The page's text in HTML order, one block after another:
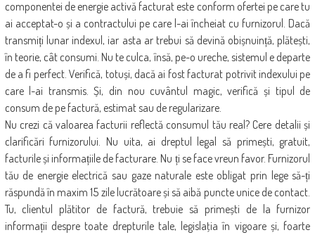
componentei de energie activă facturat este conform ofertei pe care tu
ai acceptat-o și a contractului pe care l-ai încheiat cu furnizorul. Dacă
transmiți lunar indexul, iar asta ar trebui să devină obișnuință, plătești,
în teorie, cât consumi. Nu te culca, însă, pe-o ureche, sistemul e departe
de a fi perfect. Verifică, totuși, dacă ai fost facturat potrivit indexului pe
care l-ai transmis. Și, din nou cuvântul magic, verifică și tipul de
consum de pe factură, estimat sau de regularizare.
Nu crezi că valoarea facturii reflectă consumul tău real? Cere detalii și
clarificări furnizorului. Nu uita, ai dreptul legal să primești, gratuit,
facturile și informațiile de facturare. Nu ți se face vreun favor. Furnizorul
tău de energie electrică sau gaze naturale este obligat prin lege să-ți
răspundă în maxim 15 zile lucrătoare și să aibă puncte unice de contact.
Tu, clientul plătitor de factură, trebuie să primești de la furnizor
informații despre toate drepturile tale, legislaţia în vigoare și, foarte